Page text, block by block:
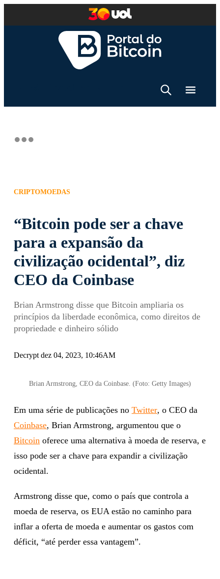
CRIPTOMOEDAS
“Bitcoin pode ser a chave
para a expansão da
civilização ocidental”, diz
CEO da Coinbase
Brian Armstrong disse que Bitcoin ampliaria os
princípios da liberdade econômica, como direitos de
propriedade e dinheiro sólido
Decrypt dez 04, 2023, 10:46AM
Brian Armstrong, CEO da Coinbase. (Foto: Getty Images)
Em uma série de publicações no Twitter, o CEO da
Coinbase, Brian Armstrong, argumentou que o
Bitcoin oferece uma alternativa à moeda de reserva, e
isso pode ser a chave para expandir a civilização
ocidental.
Armstrong disse que, como o país que controla a
moeda de reserva, os EUA estão no caminho para
inflar a oferta de moeda e aumentar os gastos com
déficit, “até perder essa vantagem”.